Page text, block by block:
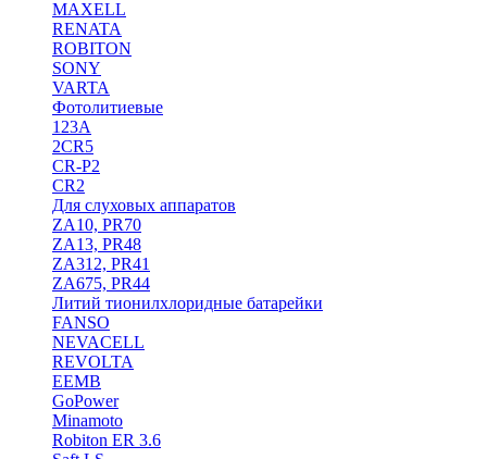
MAXELL
RENATA
ROBITON
SONY
VARTA
Фотолитиевые
123A
2CR5
CR-P2
CR2
Для слуховых аппаратов
ZA10, PR70
ZA13, PR48
ZA312, PR41
ZA675, PR44
Литий тионилхлоридные батарейки
FANSO
NEVACELL
REVOLTA
EEMB
GoPower
Minamoto
Robiton ER 3.6